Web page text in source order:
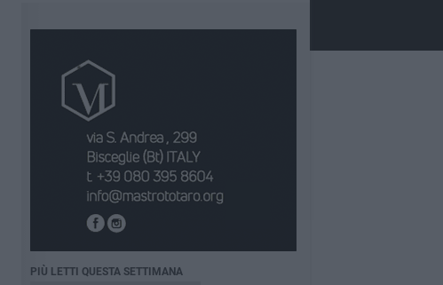
PIÙ LETTI QUESTA SETTIMANA